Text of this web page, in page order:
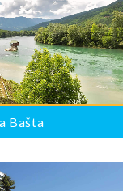
Bašta
Banja
BROJ